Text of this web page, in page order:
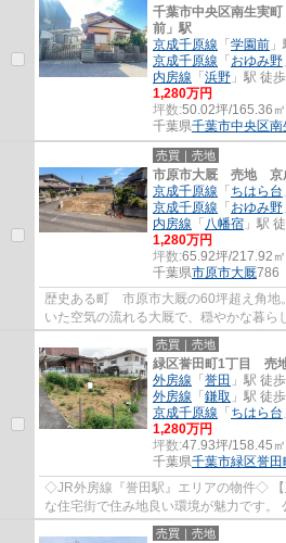
千葉市中央区南生実
前」駅
京成千原線 「 学園前
京成千原線 「 おゆみ野
内房線 「 浜野 」駅 徒
1,280万円
坪数:50.02坪/165.36㎡
千葉県千葉市中央区南
売買｜売地
市原市大厩 売地 京
京成千原線 「 ちはら台
京成千原線 「 おゆみ野
内房線 「 八幡宿 」駅
1,280万円
坪数:65.92坪/217.92㎡
千葉県市原市大厩786
歴史ある町 市原市大厩の60坪超え角地
いた空気の流れる大厩で、穏やかな暮ら
にはもちろん、住み替えをご検討の方に
売買｜売地
緑区誉田町1丁目 売
外房線 「 誉田 」駅 徒
外房線 「 鎌取 」駅 徒
京成千原線 「 ちはら台
1,280万円
坪数:47.93坪/158.45㎡
千葉県千葉市緑区誉田
◇JR外房線『誉田駅』エリアの物件◇ 【
な住宅街で住み地良い環境が魅力です。
西角地に立地する土地です。
売買｜売地